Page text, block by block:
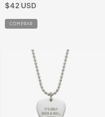
$42 USD